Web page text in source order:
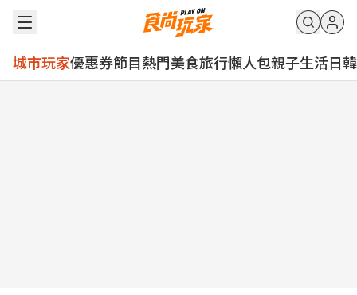
城市玩家優惠券節目熱門美食旅行懶人包親子生活日韓